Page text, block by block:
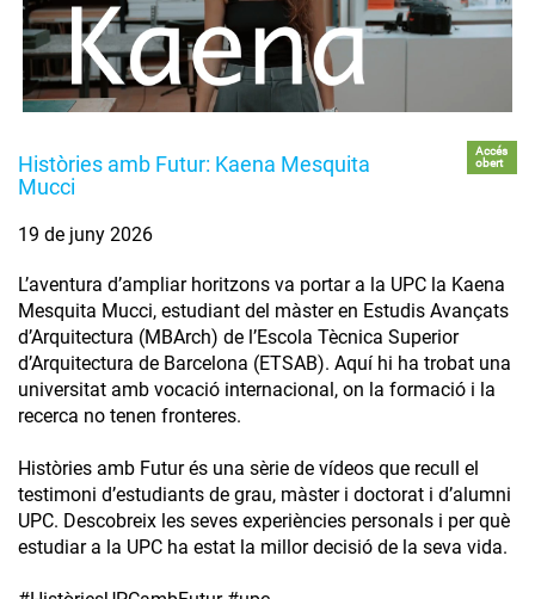
Històries amb Futur: Kaena Mesquita
Mucci
Accés
obert
19 de juny 2026
L’aventura d’ampliar horitzons va portar a la UPC la Kaena
Mesquita Mucci, estudiant del màster en Estudis Avançats
d’Arquitectura (MBArch) de l’Escola Tècnica Superior
d’Arquitectura de Barcelona (ETSAB). Aquí hi ha trobat una
universitat amb vocació internacional, on la formació i la
recerca no tenen fronteres.
Històries amb Futur és una sèrie de vídeos que recull el
testimoni d’estudiants de grau, màster i doctorat i d’alumni
UPC. Descobreix les seves experiències personals i per què
estudiar a la UPC ha estat la millor decisió de la seva vida.